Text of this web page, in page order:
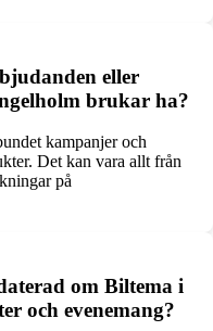
eller
brukar ha?
kampanjer och
Det kan vara allt från
på
om Biltema i
och evenemang?